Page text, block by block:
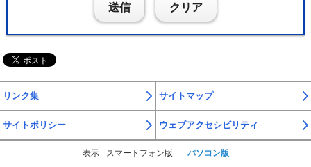
送信 クリア
リンク集 サイトマップ
サイトポリシー ウェブアクセシビリティ
表示 スマートフォン版 パソコン版